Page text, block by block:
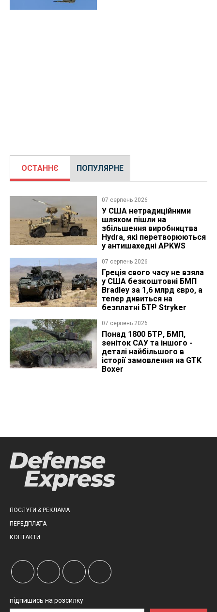
ОСТАННЄ ПОПУЛЯРНЕ
07 серпень 2026
У США нетрадиційними
шляхом пішли на
збільшення виробництва
Hydra, які перетворюються
у антишахедні APKWS
07 серпень 2026
Греція свого часу не взяла
у США безкоштовні БМП
Bradley за 1,6 млрд євро, а
тепер дивиться на
безплатні БТР Stryker
07 серпень 2026
Понад 1800 БТР, БМП,
зеніток САУ та іншого -
деталі найбільшого в
історії замовлення на GTK
Boxer
ПОСЛУГИ & РЕКЛАМА
ПЕРЕДПЛАТА
КОНТАКТИ
підпишись на розсилку